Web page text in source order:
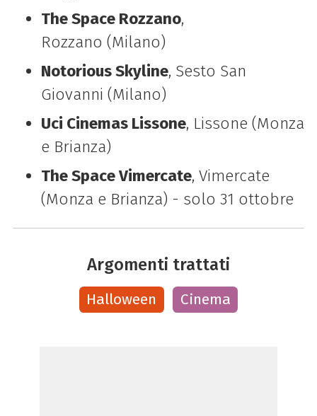
The Space Rozzano,
Rozzano (Milano)
Notorious Skyline, Sesto San
Giovanni (Milano)
Uci Cinemas Lissone, Lissone (Monza
e Brianza)
The Space Vimercate, Vimercate
(Monza e Brianza) - solo 31 ottobre
Argomenti trattati
Halloween Cinema